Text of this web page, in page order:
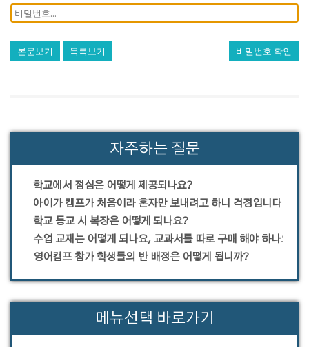
본문보기 목록보기 비밀번호 확인
자주하는 질문
학교에서 점심은 어떻게 제공되나요?
아이가 캠프가 처음이라 혼자만 보내려고 하니 걱정입니다.
학교 등교 시 복장은 어떻게 되나요?
수업 교재는 어떻게 되나요, 교과서를 따로 구매 해야 하나요?
영어캠프 참가 학생들의 반 배정은 어떻게 됩니까?
메뉴선택 바로가기